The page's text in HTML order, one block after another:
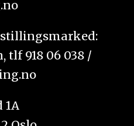
tlf 918 06 038 /
1A